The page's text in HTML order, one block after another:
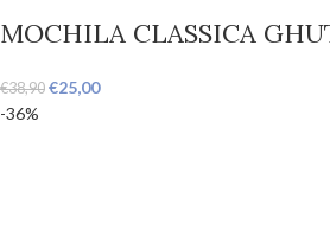
MOCHILA CLASSICA
€38,90 €25,00
-36%